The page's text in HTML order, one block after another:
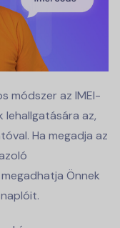
módszer az IMEI-
az,
Ha megadja az
Önnek